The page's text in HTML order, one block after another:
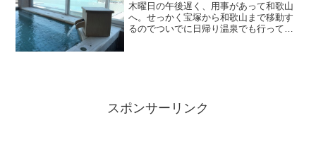
木曜日の午後遅く、用事があって和歌山
へ。せっかく宝塚から和歌山まで移動す
るのでついでに日帰り温泉でも行ってみ
スポンサーリンク